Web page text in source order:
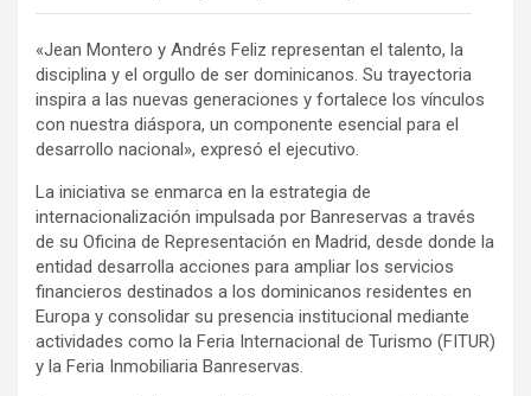
«Jean Montero y Andrés Feliz representan el talento, la
disciplina y el orgullo de ser dominicanos. Su trayectoria
inspira a las nuevas generaciones y fortalece los vínculos
con nuestra diáspora, un componente esencial para el
desarrollo nacional», expresó el ejecutivo.
La iniciativa se enmarca en la estrategia de
internacionalización impulsada por Banreservas a través
de su Oficina de Representación en Madrid, desde donde la
entidad desarrolla acciones para ampliar los servicios
financieros destinados a los dominicanos residentes en
Europa y consolidar su presencia institucional mediante
actividades como la Feria Internacional de Turismo (FITUR)
y la Feria Inmobiliaria Banreservas.